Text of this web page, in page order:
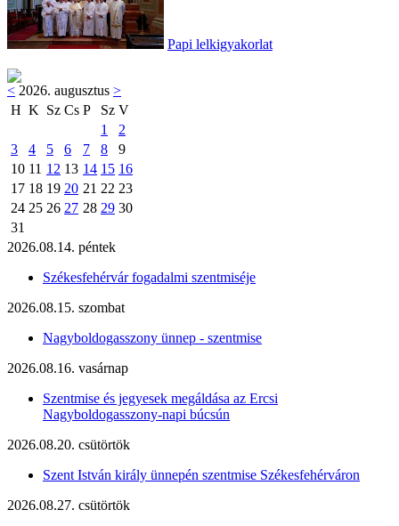
Papi lelkigyakorlat
< 2026. augusztus >
H K Sz Cs P Sz V
1
2
3
4 5 6 7 8
9
10 11 12 13 14 15 16
17 18 19 20 21 22 23
24 25 26 27 28 29 30
31
2026.08.14. péntek
Székesfehérvár fogadalmi szentmiséje
2026.08.15. szombat
Nagyboldogasszony ünnep - szentmise
2026.08.16. vasárnap
Szentmise és jegyesek megáldása az Ercsi
Nagyboldogasszony-napi búcsún
2026.08.20. csütörtök
Szent István király ünnepén szentmise Székesfehérváron
2026.08.27. csütörtök